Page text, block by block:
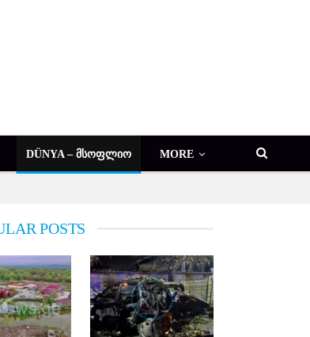
DÜNYA – ᲛᲡᲝᲤᲚᲘᲝ MORE
POSTS